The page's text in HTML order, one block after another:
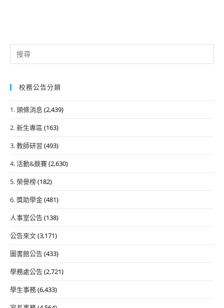
Search
for:
校務公告分類
1. 頭條消息 (2,439)
2. 新生專區 (163)
3. 教師研習 (493)
4. 活動&競賽(2,630)
5. 榮譽榜(182)
6. 獎助學金(481)
人事室公告(138)
公告來文(3,171)
圖書館公告(433)
學務處公告(2,721)
學生事務(6,433)